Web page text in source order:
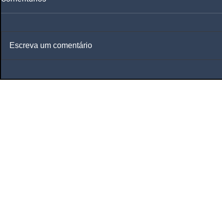
Escreva um comentário